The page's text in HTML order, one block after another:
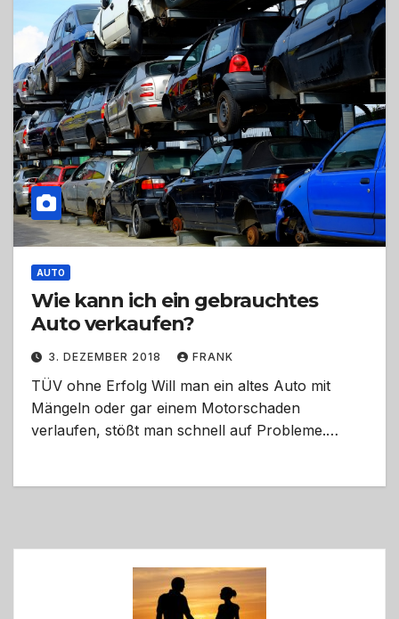
AUTO
Wie kann ich ein gebrauchtes
Auto verkaufen?
3. DEZEMBER 2018 FRANK
TÜV ohne Erfolg Will man ein altes Auto mit
Mängeln oder gar einem Motorschaden
verlaufen, stößt man schnell auf Probleme.…